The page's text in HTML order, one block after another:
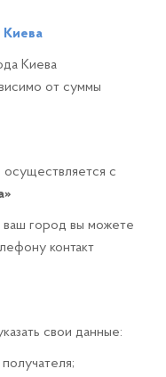
Киева
Киева
от суммы
с
ваш город вы можете
контакт
свои данные: